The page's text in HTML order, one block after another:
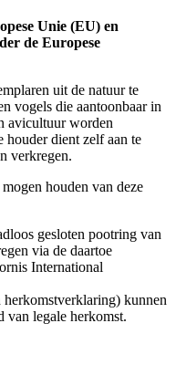
Unie (EU) en
de Europese
uit de natuur te
vogels die aantoonbaar in
avicultuur worden
houder dient zelf aan te
verkregen.
houden van deze
gesloten pootring van
via de daartoe
International
kunnen
van legale herkomst.